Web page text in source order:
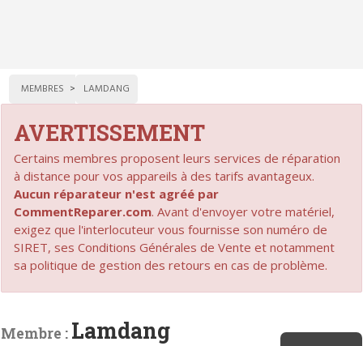
MEMBRES LAMDANG
AVERTISSEMENT
Certains membres proposent leurs services de réparation
à distance pour vos appareils à des tarifs avantageux.
Aucun réparateur n'est agréé par
CommentReparer.com. Avant d'envoyer votre matériel,
exigez que l'interlocuteur vous fournisse son numéro de
SIRET, ses Conditions Générales de Vente et notamment
sa politique de gestion des retours en cas de problème.
Membre : Lamdang